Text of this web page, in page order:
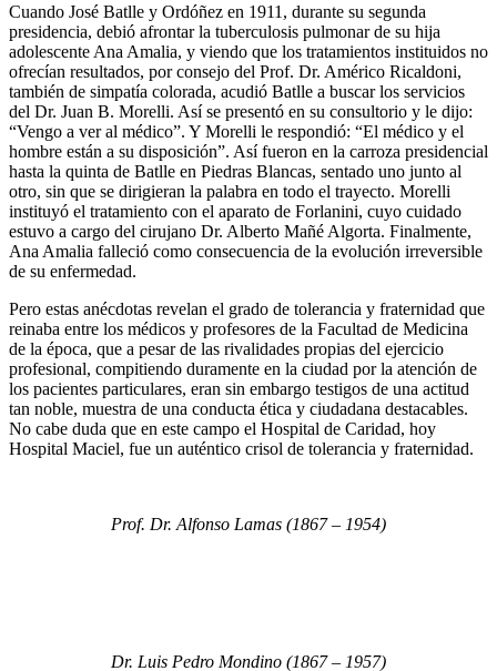
Cuando José Batlle y Ordóñez en 1911, durante su segunda
presidencia, debió afrontar la tuberculosis pulmonar de su hija
adolescente Ana Amalia, y viendo que los tratamientos instituidos no
ofrecían resultados, por consejo del Prof. Dr. Américo Ricaldoni,
también de simpatía colorada, acudió Batlle a buscar los servicios
del Dr. Juan B. Morelli. Así se presentó en su consultorio y le dijo:
“Vengo a ver al médico”. Y Morelli le respondió: “El médico y el
hombre están a su disposición”. Así fueron en la carroza presidencial
hasta la quinta de Batlle en Piedras Blancas, sentado uno junto al
otro, sin que se dirigieran la palabra en todo el trayecto. Morelli
instituyó el tratamiento con el aparato de Forlanini, cuyo cuidado
estuvo a cargo del cirujano Dr. Alberto Mañé Algorta. Finalmente,
Ana Amalia falleció como consecuencia de la evolución irreversible
de su enfermedad.
Pero estas anécdotas revelan el grado de tolerancia y fraternidad que
reinaba entre los médicos y profesores de la Facultad de Medicina
de la época, que a pesar de las rivalidades propias del ejercicio
profesional, compitiendo duramente en la ciudad por la atención de
los pacientes particulares, eran sin embargo testigos de una actitud
tan noble, muestra de una conducta ética y ciudadana destacables.
No cabe duda que en este campo el Hospital de Caridad, hoy
Hospital Maciel, fue un auténtico crisol de tolerancia y fraternidad.
Prof. Dr. Alfonso Lamas (1867 – 1954)
Dr. Luis Pedro Mondino (1867 – 1957)